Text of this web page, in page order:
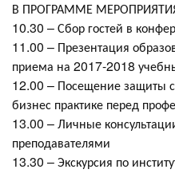
В ПРОГРАММЕ
10.30 – Сбор гостей в
11.00 – Презентация
приема на 2017-2018
12.00 – Посещение защиты
бизнес практике перед
13.00 – Личные
преподавателями
13.30 – Экскурсия по